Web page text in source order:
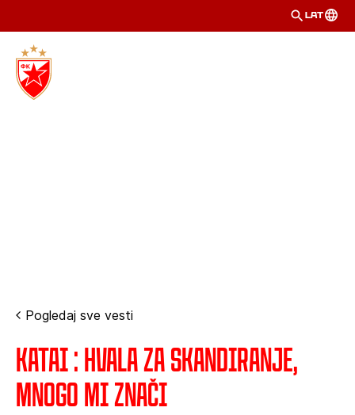
LAT
Pogledaj sve vesti
Katai : Hvala za skandiranje,
mnogo mi znači